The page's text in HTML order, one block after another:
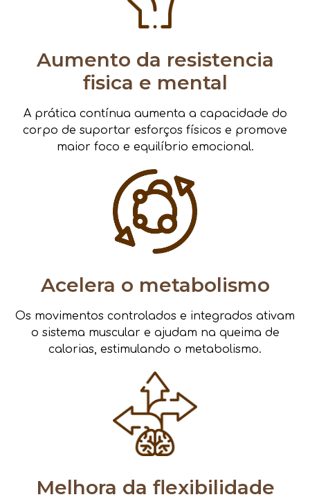
Aumento da resistencia
fisica e mental
A prática contínua aumenta a capacidade do
corpo de suportar esforços físicos e promove
maior foco e equilíbrio emocional.
Acelera o metabolismo
Os movimentos controlados e integrados ativam
o sistema muscular e ajudam na queima de
calorias, estimulando o metabolismo.
Melhora da flexibilidade